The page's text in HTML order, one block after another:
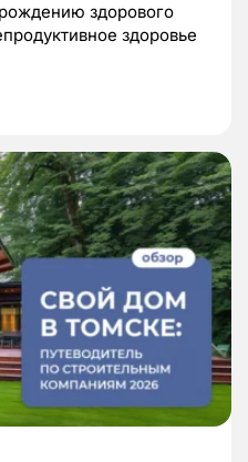
здорового
здоровье